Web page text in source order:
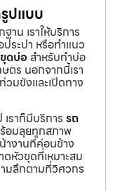
ปแบบ
าน เราให้บริการ
ระปา หรือทำแนว
ดบ่อ สำหรับทำบ่อ
ตร นอกจากนี้เรา
มขังและเปิดทาง
ราก็มีบริการ รถ
อมลุยทุกสภาพ
างานที่ค่อนข้าง
ดหัวขุดที่เหมาะสม
ามลึกตามที่วิศวกร